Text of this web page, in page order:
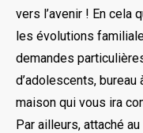
vers l’avenir ! En cela
les évolutions
demandes
d’adolescents,
maison qui vous ira
Par ailleurs, attaché au